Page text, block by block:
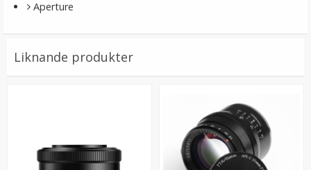
Aperture
Liknande produkter